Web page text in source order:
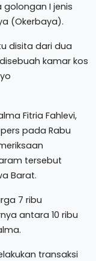
I jenis
(Okerbaya).
disita dari dua
kamar kos
Fitria Fahlevi,
pers pada Rabu
tersebut
Barat.
7 ribu
antara 10 ribu
transaksi